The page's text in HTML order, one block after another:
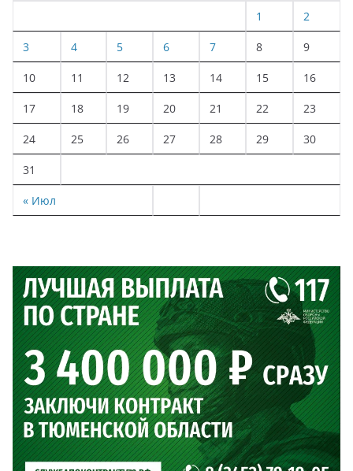
« Июл
1 2
3 4 5 6 7 8 9
10 11 12 13 14 15 16
17 18 19 20 21 22 23
24 25 26 27 28 29 30
31